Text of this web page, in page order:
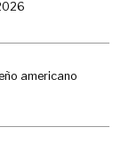
americano